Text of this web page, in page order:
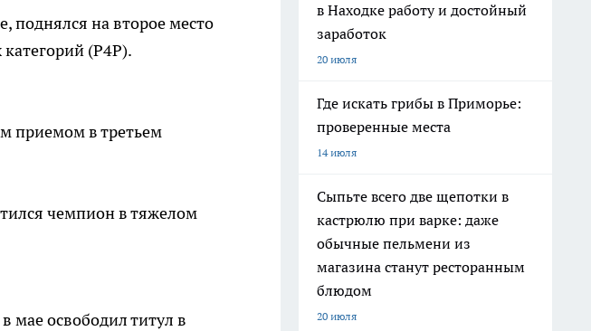
поднялся на второе место
(P4P).
приемом в третьем
чемпион в тяжелом
мае освободил титул в
в Находке работу и достойный
заработок
20 июля
Где искать грибы в Приморье:
проверенные места
14 июля
Сыпьте всего две щепотки в
кастрюлю при варке: даже
обычные пельмени из
магазина станут ресторанным
блюдом
20 июля